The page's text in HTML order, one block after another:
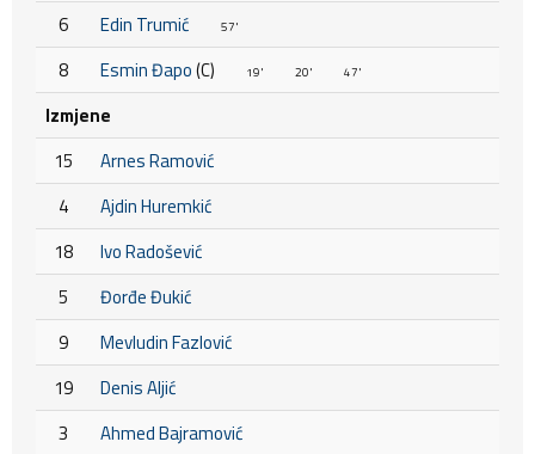
6
Edin Trumić 57'
8 Esmin Đapo(C) 19' 20' 47'
Izmjene
15
Arnes Ramović
4
Ajdin Huremkić
18
Ivo Radošević
5
Đorđe Đukić
9
Mevludin Fazlović
19
Denis Aljić
3
Ahmed Bajramović